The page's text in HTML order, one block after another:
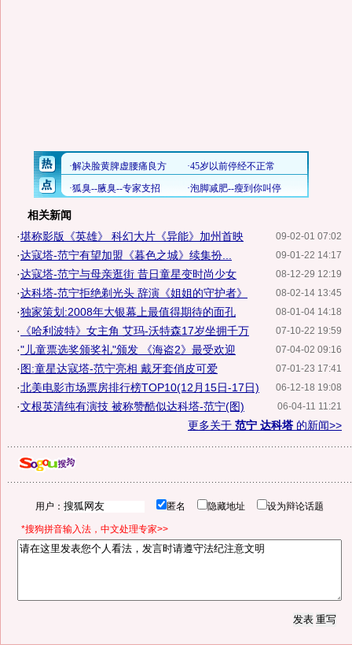
相关新闻
09-02-01 07:02
·堪称影版《英雄》 科幻大片《异能》加州首映
09-01-22 14:17
·达寇塔-范宁有望加盟《暮色之城》续集扮...
08-12-29 12:19
·达寇塔-范宁与母亲逛街 昔日童星变时尚少女
08-02-14 13:45
·达科塔-范宁拒绝剃光头 辞演《姐姐的守护者》
08-01-04 14:18
·独家策划:2008年大银幕上最值得期待的面孔
07-10-22 19:59
· 《哈利波特》女主角 艾玛-沃特森17岁坐拥千万
07-04-02 09:16
·"儿童票选奖颁奖礼"颁发 《海盗2》最受欢迎
07-01-23 17:41
·图:童星达寇塔-范宁亮相 戴牙套俏皮可爱
06-12-18 19:08
·北美电影市场票房排行榜TOP10(12月15日-17日)
06-04-11 11:21
·文根英清纯有演技 被称赞酷似达科塔-范宁(图)
更多关于 范宁 达科塔 的新闻>>
用户： 匿名 隐藏地址 设为辩论话题
*搜狗拼音输入法，中文处理专家>>